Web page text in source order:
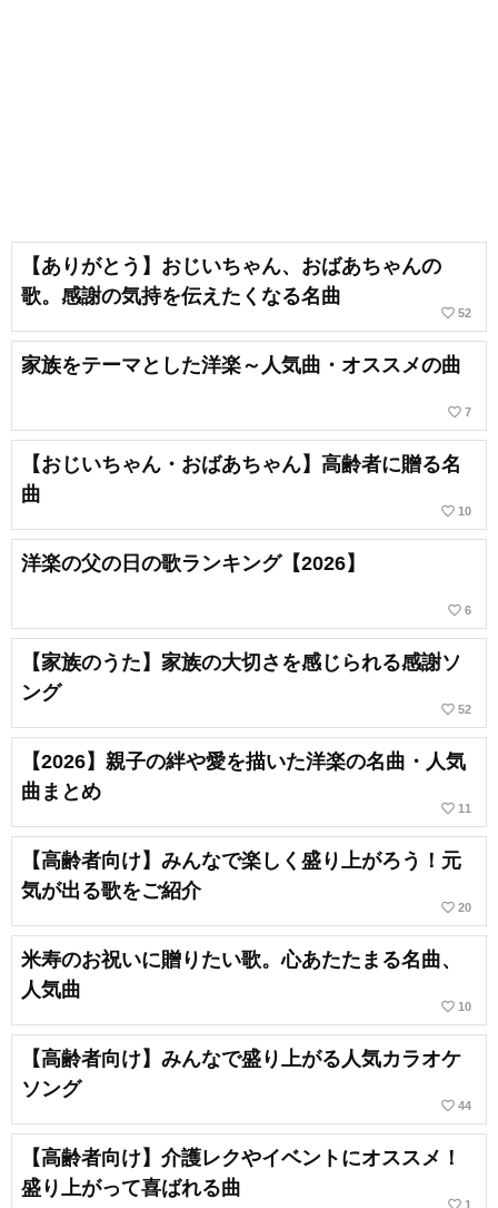
【ありがとう】おじいちゃん、おばあちゃんの
歌。感謝の気持を伝えたくなる名曲
favorite_border 52
家族をテーマとした洋楽～人気曲・オススメの曲
favorite_border 7
【おじいちゃん・おばあちゃん】高齢者に贈る名
曲
favorite_border 10
洋楽の父の日の歌ランキング【2026】
favorite_border 6
【家族のうた】家族の大切さを感じられる感謝ソ
ング
favorite_border 52
【2026】親子の絆や愛を描いた洋楽の名曲・人気
曲まとめ
favorite_border 11
【高齢者向け】みんなで楽しく盛り上がろう！元
気が出る歌をご紹介
favorite_border 20
米寿のお祝いに贈りたい歌。心あたたまる名曲、
人気曲
favorite_border 10
【高齢者向け】みんなで盛り上がる人気カラオケ
ソング
favorite_border 44
【高齢者向け】介護レクやイベントにオススメ！
盛り上がって喜ばれる曲
favorite_border 1